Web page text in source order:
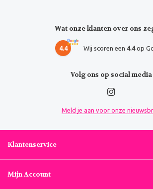
Wat onze klanten over ons
4.4 Wij scoren een 4.4op
Volg ons op social media
Meld je aan voor onze
Klantenservice
Mijn Account